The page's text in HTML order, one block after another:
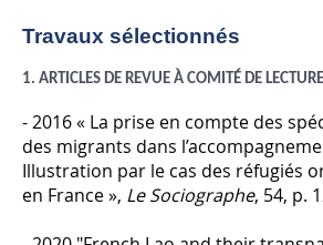
Travaux sélectionnés
1. ARTICLES DE REVUE À COMITÉ DE
- 2016 « La prise en compte des
des migrants dans
Illustration par le cas des réfugiés
en France », Le Sociographe, 54, p.